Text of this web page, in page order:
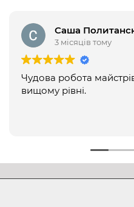
Саша
3 місяців тому
Чудова робота
вищому рівні.